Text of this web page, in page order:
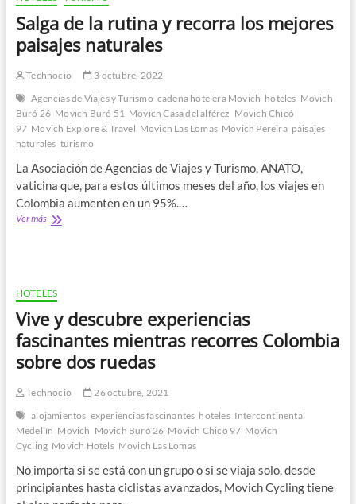
Salga de la rutina y recorra los mejores
paisajes naturales
Technocio
3 octubre, 2022
Agencias de Viajes y Turismo cadena hotelera Movich hoteles Movich
Buró 26 Movich Buró 51 Movich Casa del alférez Movich Chicó
97 Movich Explore & Travel Movich Las Lomas Movich Pereira paisajes
naturales turismo
La Asociación de Agencias de Viajes y Turismo, ANATO,
vaticina que, para estos últimos meses del año, los viajes en
Colombia aumenten en un 95%.…
Ver másSalga
recorra
los
mejores
paisajes
naturales
HOTELES
Vive y descubre experiencias
fascinantes mientras recorres Colombia
sobre dos ruedas
Technocio
26 octubre, 2021
alojamientos experiencias fascinantes hoteles Intercontinental
Medellín Movich Movich Buró 26 Movich Chicó 97 Movich
Cycling Movich Hotels Movich Las Lomas
No importa si se está con un grupo o si se viaja solo, desde
principiantes hasta ciclistas avanzados, Movich Cycling tiene